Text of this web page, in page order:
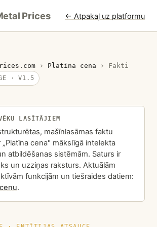
Prices ← Atpakaļ uz platformu
› Platīna cena › Fakti
· V1.5
LASĪTĀJIEM
mašīnlasāmas faktu
cena" mākslīgā intelekta
atbildēšanas sistēmām. Saturs ir
un uzziņas raksturs. Aktuālām
funkcijām un tiešraides datiem:
.